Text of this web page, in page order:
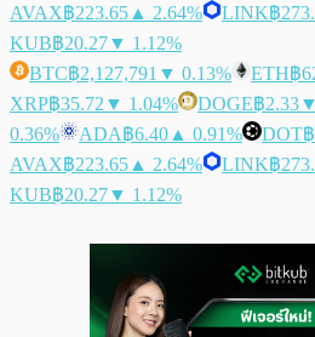
AVAX฿223.65 ▲ 2.64% LINK฿
KUB฿20.27▼ 1.12%
BTC฿2,127,791 ▼ 0.13% ETH฿
XRP฿35.72 ▼ 1.04% DOGE฿2.33
0.36%
ADA฿6.40 ▲ 0.91% DOT
AVAX฿223.65 ▲ 2.64% LINK฿
KUB฿20.27▼ 1.12%